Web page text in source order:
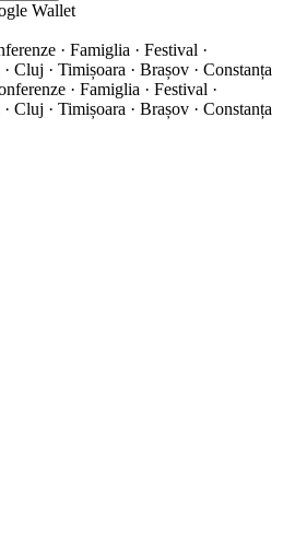
Wallet
· Famiglia · Festival ·
Cluj · Timișoara · Brașov · Constanța
· Famiglia · Festival ·
Cluj · Timișoara · Brașov · Constanța